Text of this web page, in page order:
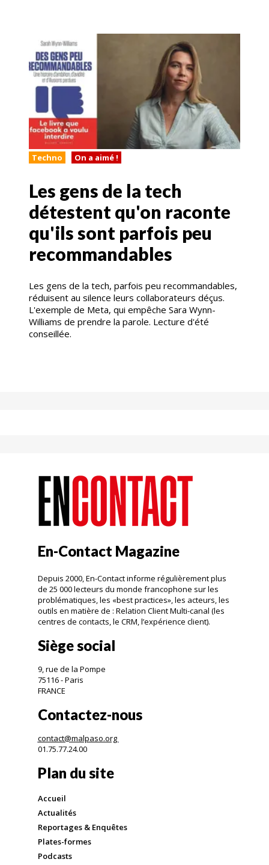
Techno On a aimé !
Les gens de la tech
détestent qu'on raconte
qu'ils sont parfois peu
recommandables
Les gens de la tech, parfois peu recommandables,
réduisent au silence leurs collaborateurs déçus.
L'exemple de Meta, qui empêche Sara Wynn-
Williams de prendre la parole. Lecture d'été
conseillée.
En-Contact Magazine
Depuis 2000, En-Contact informe régulièrement plus
de 25 000 lecteurs du monde francophone sur les
problématiques, les «best practices», les acteurs, les
outils en matière de : Relation Client Multi-canal (les
centres de contacts, le CRM, l’expérience client).
Siège social
9, rue de la Pompe
75116 - Paris
FRANCE
Contactez-nous
contact@malpaso.org
01.75.77.24.00
Plan du site
Accueil
Actualités
Reportages & Enquêtes
Plates-formes
Podcasts